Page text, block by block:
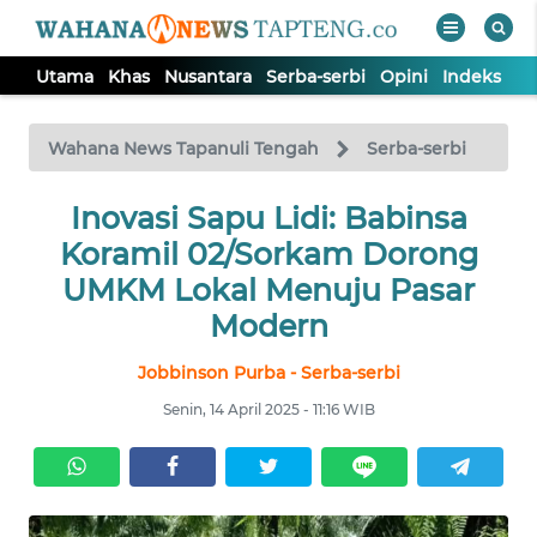
Utama Khas Nusantara Serba-serbi Opini Indeks
Wahana News Tapanuli Tengah Serba-serbi
Inovasi Sapu Lidi: Babinsa
Koramil 02/Sorkam Dorong
UMKM Lokal Menuju Pasar
Modern
Jobbinson Purba - Serba-serbi
Senin, 14 April 2025 - 11:16 WIB
TV
Tutup
UTAMA
KHAS
SERBI
OPINI